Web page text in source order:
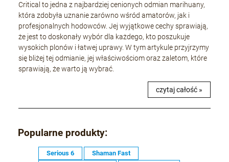
Critical to jedna z najbardziej cenionych odmian marihuany,
która zdobyła uznanie zarówno wśród amatorów, jak i
profesjonalnych hodowców. Jej wyjątkowe cechy sprawiają,
że jest to doskonały wybór dla każdego, kto poszukuje
wysokich plonów i łatwej uprawy. W tym artykule przyjrzymy
się bliżej tej odmianie, jej właściwościom oraz zaletom, które
sprawiają, że warto ją wybrać.
czytaj całość »
Popularne produkty:
Serious 6
Shaman Fast